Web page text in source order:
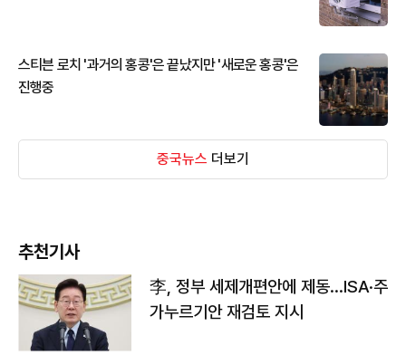
스티븐 로치 '과거의 홍콩'은 끝났지만 '새로운 홍콩'은
진행중
중국뉴스 더보기
추천기사
李, 정부 세제개편안에 제동…ISA·주
가누르기안 재검토 지시